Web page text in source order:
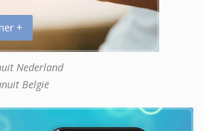
+
Nederland
België